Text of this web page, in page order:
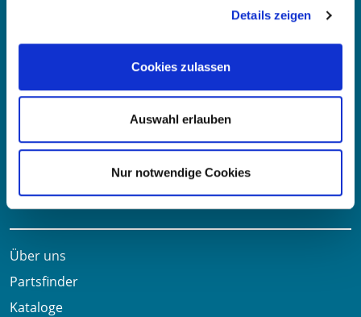
Details zeigen
Cookies zulassen
Auswahl erlauben
Nur notwendige Cookies
E-Mail:info@oe-germany.de
Telefon:+49 711 6276980
+49 711 62769851
Nützliche Links
Über uns
Partsfinder
Kataloge